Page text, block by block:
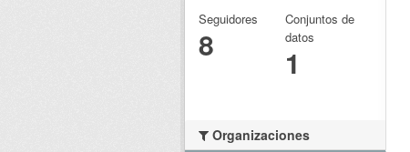
Seguidores
8
Conjuntos de
datos
1
Organizaciones